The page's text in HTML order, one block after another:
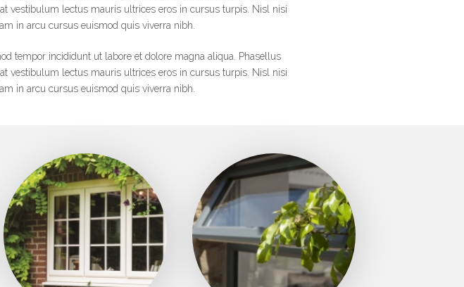
vestibulum lectus mauris ultrices eros in cursus turpis. Nisl nisi
in arcu cursus euismod quis viverra nibh.
tempor incididunt ut labore et dolore magna aliqua. Phasellus
vestibulum lectus mauris ultrices eros in cursus turpis. Nisl nisi
in arcu cursus euismod quis viverra nibh.